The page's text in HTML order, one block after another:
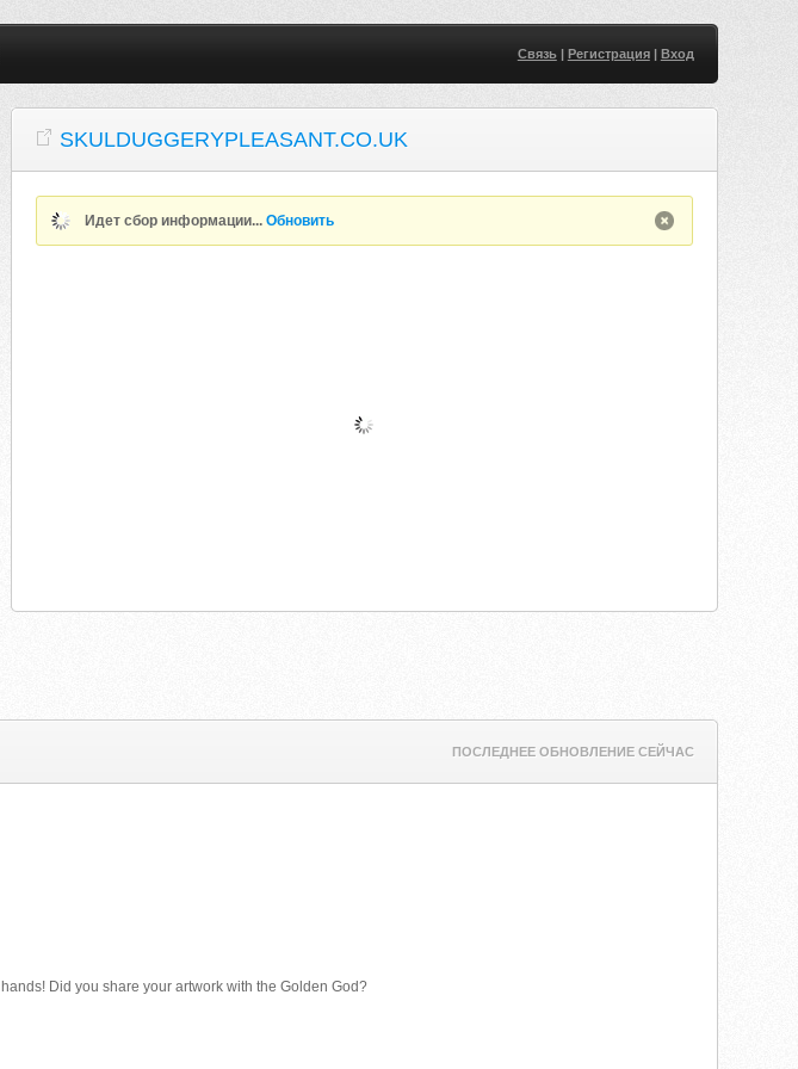
Связь| Регистрация| Вход
SKULDUGGERYPLEASANT.CO.UK
Идет сбор информации...Обновить
ПОСЛЕДНЕЕ ОБНОВЛЕНИЕ СЕЙЧАС
Did you share your artwork with the Golden God?